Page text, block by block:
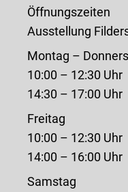
Öffnungszeiten
Ausstellung
Montag –
10:00 – 12:30 Uhr
14:30 – 17:00 Uhr
Freitag
10:00 – 12:30 Uhr
14:00 – 16:00 Uhr
Samstag